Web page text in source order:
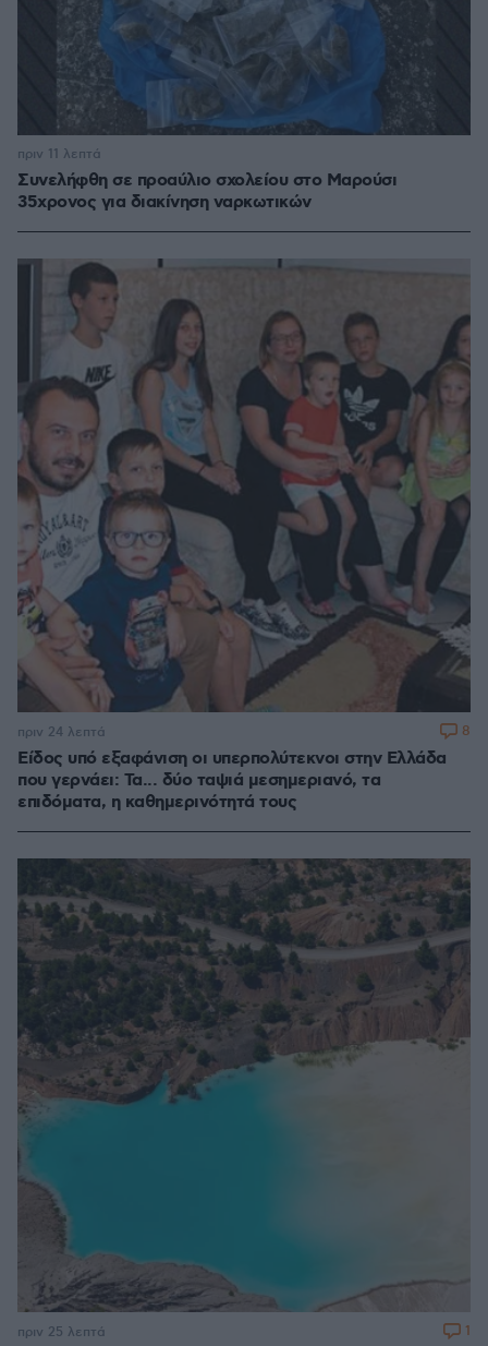
Συνελήφθη σε προαύλιο σχολείου στο Μαρούσι
35χρονος για διακίνηση ναρκωτικών
πριν 11 λεπτά
Είδος υπό εξαφάνιση οι υπερπολύτεκνοι στην Ελλάδα
που γερνάει: Τα... δύο ταψιά μεσημεριανό, τα
επιδόματα, η καθημερινότητά τους
πριν 24 λεπτά 8
πριν 25 λεπτά 1